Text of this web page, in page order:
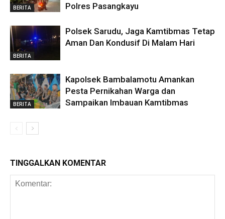
BERITA
Polres Pasangkayu
BERITA
Polsek Sarudu, Jaga Kamtibmas Tetap
Aman Dan Kondusif Di Malam Hari
BERITA
Kapolsek Bambalamotu Amankan
Pesta Pernikahan Warga dan
Sampaikan Imbauan Kamtibmas
TINGGALKAN KOMENTAR